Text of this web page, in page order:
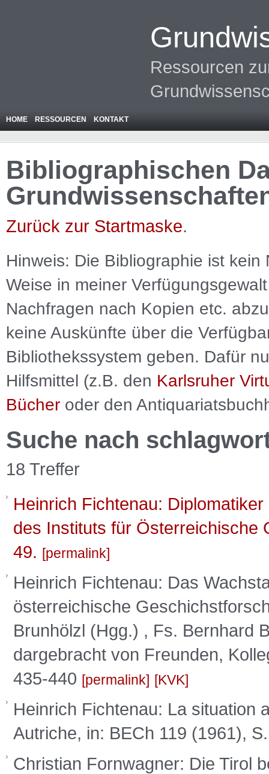
Ressourcen
HOME RESSOURCEN KONTAKT
Bibliographischen
Zurück zur Startmaske.
Hinweis: Die Bibliographie ist kein
Weise in meiner
Nachfragen nach Kopien etc.
keine Auskünfte über die
Bibliothekssystem geben. Dafür
Hilfsmittel (z.B. den Karlsruher
Bücher oder den
Suche nach
18 Treffer
Heinrich Fichtenau:
des Instituts für Österreichische
49.
permalink
Heinrich Fichtenau: Das
österreichische
Brunhölzl (Hgg.) , Fs. Bernhard
dargebracht von Freunden,
435-440 permalink KVK
Heinrich Fichtenau: La situation
Autriche, in: BECh 119 (1961),
Christian Fornwagner: Die Tirol